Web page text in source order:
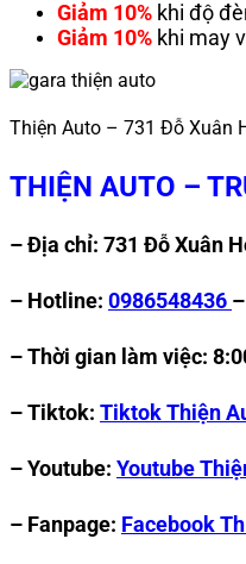
Giảm 10% khi độ
Giảm 10% khi may
Thiện Auto – 731 Đỗ Xuân
THIỆN AUTO –
– Địa chỉ: 731 Đỗ Xuân
– Hotline: 0986548436 –
– Thời gian làm việc:
– Tiktok: Tiktok Thiện
– Youtube: Youtube
– Fanpage: Facebook